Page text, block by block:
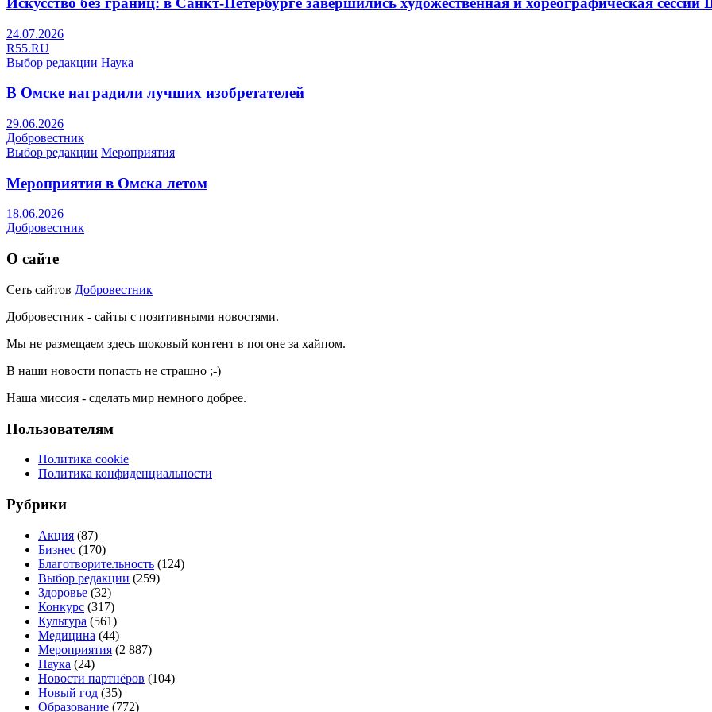
24.07.2026
R55.RU
Выбор редакции Наука
В Омске наградили лучших изобретателей
29.06.2026
Добровестник
Выбор редакции Мероприятия
Мероприятия в Омска летом
18.06.2026
Добровестник
О сайте
Сеть сайтов Добровестник
Добровестник - сайты с позитивными новостями.
Мы не размещаем здесь шоковый контент в погоне за хайпом.
В наши новости попасть не страшно ;-)
Наша миссия - сделать мир немного добрее.
Пользователям
Политика cookie
Политика конфиденциальности
Рубрики
Акция (87)
Бизнес (170)
Благотворительность (124)
Выбор редакции (259)
Здоровье (32)
Конкурс (317)
Культура (561)
Медицина (44)
Мероприятия (2 887)
Наука (24)
Новости партнёров (104)
Новый год (35)
Образование (772)